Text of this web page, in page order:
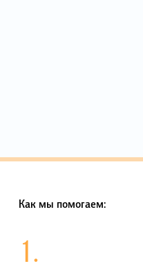
Как мы помогаем:
1.